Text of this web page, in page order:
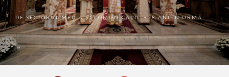
DESECTORUL MEDIA ȘI COMUNICAȚII •8 ANI ÎN URMĂ